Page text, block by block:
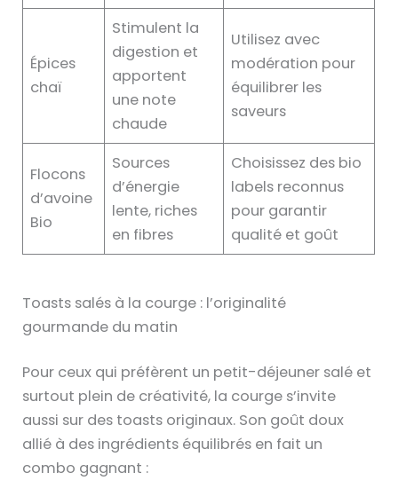
Épices
chaï
Stimulent la
digestion et
apportent
une note
chaude
Utilisez avec
modération pour
équilibrer les
saveurs
Flocons
d’avoine
Bio
Sources
d’énergie
lente, riches
en fibres
Choisissez des bio
labels reconnus
pour garantir
qualité et goût
Toasts salés à la courge : l’originalité
gourmande du matin
Pour ceux qui préfèrent un petit-déjeuner salé et
surtout plein de créativité, la courge s’invite
aussi sur des toasts originaux. Son goût doux
allié à des ingrédients équilibrés en fait un
combo gagnant :